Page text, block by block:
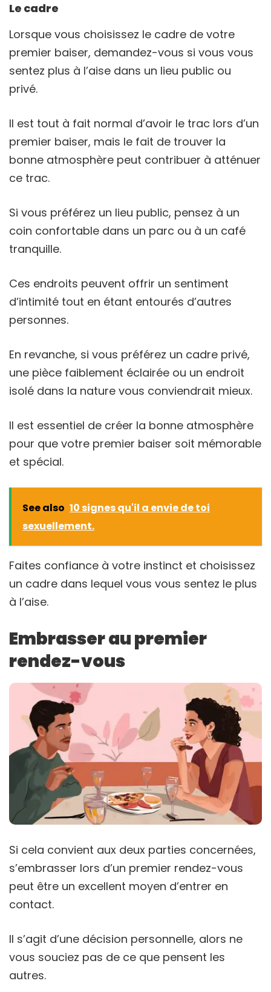
Le cadre
Lorsque vous choisissez le cadre de votre
premier baiser, demandez-vous si vous vous
sentez plus à l’aise dans un lieu public ou
privé.
Il est tout à fait normal d’avoir le trac lors d’un
premier baiser, mais le fait de trouver la
bonne atmosphère peut contribuer à atténuer
ce trac.
Si vous préférez un lieu public, pensez à un
coin confortable dans un parc ou à un café
tranquille.
Ces endroits peuvent offrir un sentiment
d’intimité tout en étant entourés d’autres
personnes.
En revanche, si vous préférez un cadre privé,
une pièce faiblement éclairée ou un endroit
isolé dans la nature vous conviendrait mieux.
Il est essentiel de créer la bonne atmosphère
pour que votre premier baiser soit mémorable
et spécial.
See also 10 signes qu'il a envie de toi
sexuellement.
Faites confiance à votre instinct et choisissez
un cadre dans lequel vous vous sentez le plus
à l’aise.
Embrasser au premier
rendez-vous
Si cela convient aux deux parties concernées,
s’embrasser lors d’un premier rendez-vous
peut être un excellent moyen d’entrer en
contact.
Il s’agit d’une décision personnelle, alors ne
vous souciez pas de ce que pensent les
autres.